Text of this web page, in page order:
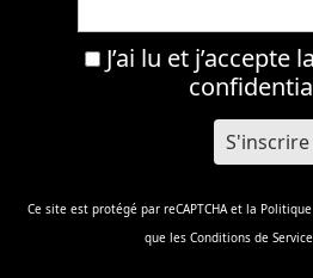
J’ai lu et j’accepte la
Ce site est protégé par reCAPTCHA et la
que les Conditions de Service